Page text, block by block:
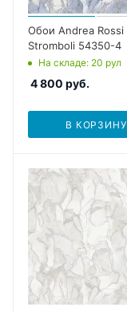
Обои Andrea Rossi
Stromboli 54350-4
На складе: 20 рул
4 800 руб.
В КОРЗИНУ